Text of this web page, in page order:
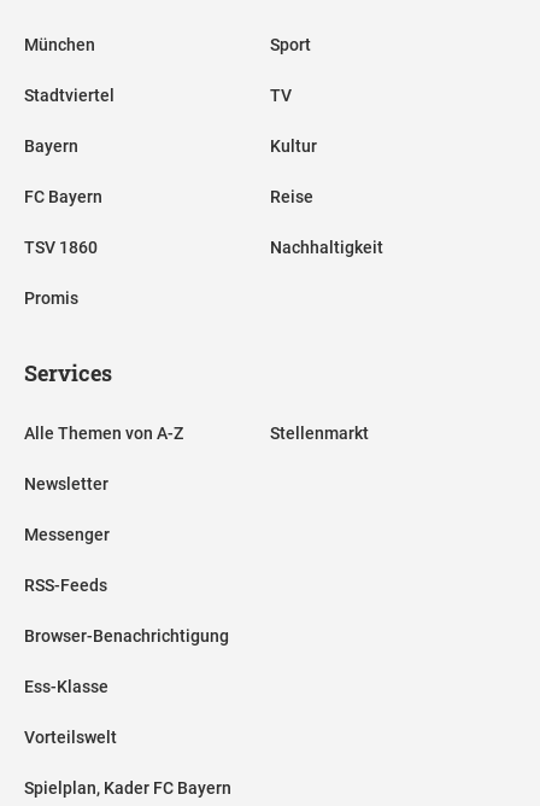
München
Stadtviertel
Bayern
FC Bayern
TSV 1860
Promis
Sport
TV
Kultur
Reise
Nachhaltigkeit
Services
Alle Themen von A-Z
Newsletter
Messenger
RSS-Feeds
Browser-Benachrichtigung
Ess-Klasse
Vorteilswelt
Spielplan, Kader FC Bayern
Stellenmarkt